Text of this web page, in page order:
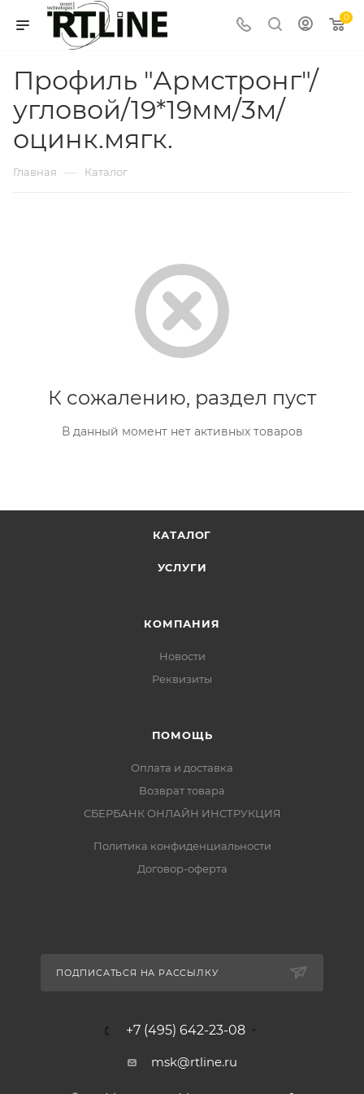
0
Профиль "Армстронг"/
угловой/19*19мм/3м/
оцинк.мягк.
Главная — Каталог
К сожалению, раздел пуст
В данный момент нет активных товаров
КАТАЛОГ
УСЛУГИ
КОМПАНИЯ
Новости
Реквизиты
ПОМОЩЬ
Оплата и доставка
Возврат товара
СБЕРБАНК ОНЛАЙН ИНСТРУКЦИЯ
Политика конфиденциальности
Договор-оферта
ПОДПИСАТЬСЯ НА РАССЫЛКУ
+7 (495) 642-23-08
msk@rtline.ru